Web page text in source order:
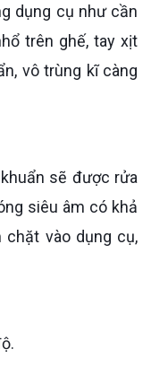
trên ghế, tay xịt
vô trùng kĩ càng
siêu âm có khả
vào dụng cụ,